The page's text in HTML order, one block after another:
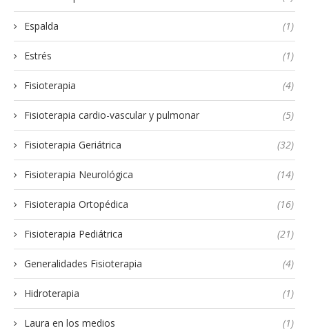
Espalda (1)
Estrés (1)
Fisioterapia (4)
Fisioterapia cardio-vascular y pulmonar (5)
Fisioterapia Geriátrica (32)
Fisioterapia Neurológica (14)
Fisioterapia Ortopédica (16)
Fisioterapia Pediátrica (21)
Generalidades Fisioterapia (4)
Hidroterapia (1)
Laura en los medios (1)